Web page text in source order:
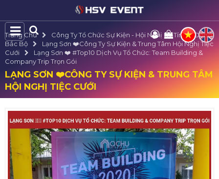
Trang Chủ
Công Ty Tổ Chức Sự Kiện - Hội Nghị Uy Tín Tại Đông
Bắc Bộ
Lạng Sơn ❤️️Công Ty Sự Kiện & Trung Tâm Hội Nghị Tiệc
Cưới
Lạng Sơn ❤️️ #top10 Dịch Vụ Tổ Chức: Team Building &
Company Trip Trọn Gói
LẠNG SƠN ❤️️CÔNG TY SỰ KIỆN & TRUNG TÂM
HỘI NGHỊ TIỆC CƯỚI